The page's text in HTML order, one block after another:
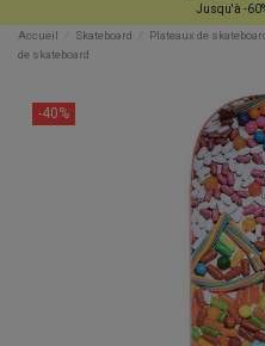
Jusqu'à -
Accueil
Skateboard Plateaux de
de skateboard
-40%